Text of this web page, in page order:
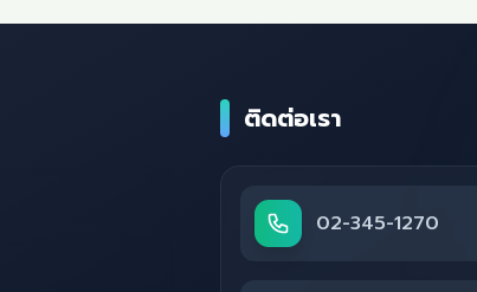
ติดต่อเรา
02-345-1270